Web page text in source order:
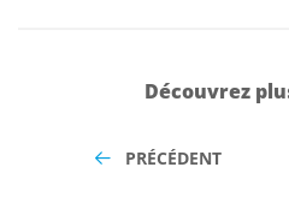
Découvrez
PRÉCÉDENT